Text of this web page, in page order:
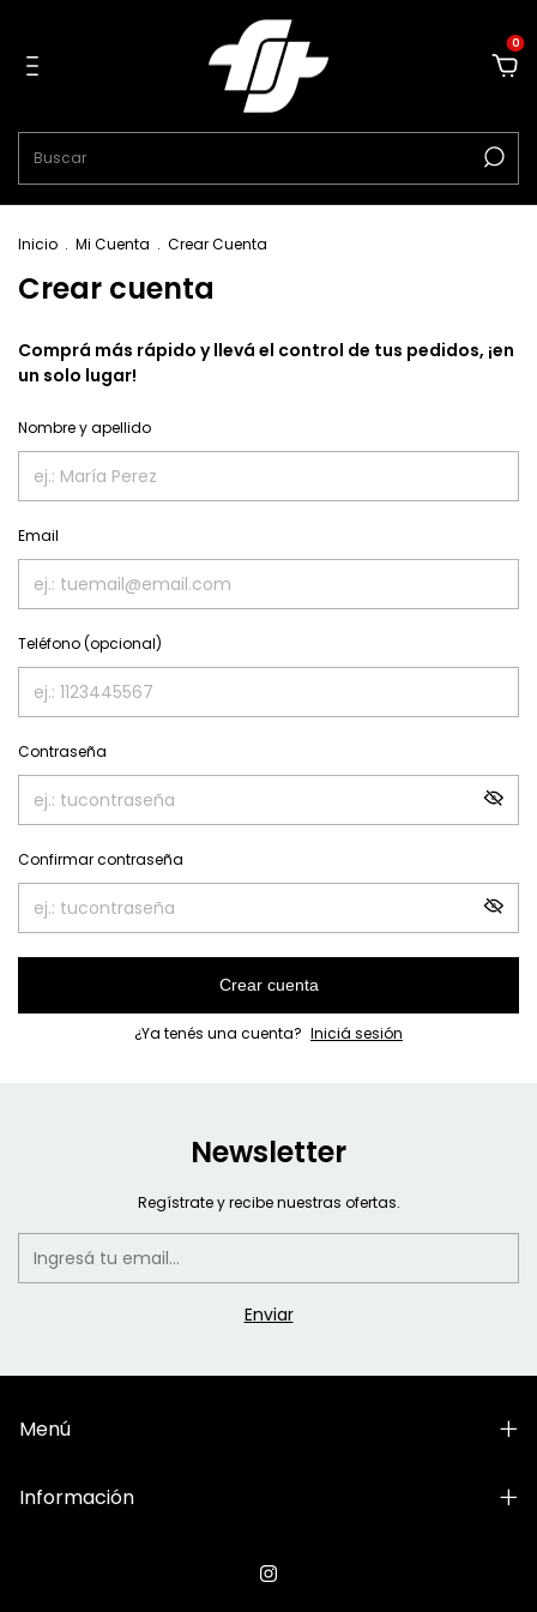
0
Inicio . Mi Cuenta . Crear Cuenta
Crear cuenta
Comprá más rápido y llevá el control de tus pedidos, ¡en
un solo lugar!
Nombre y apellido
Email
Teléfono (opcional)
Contraseña
Confirmar contraseña
Crear cuenta
¿Ya tenés una cuenta? Iniciá sesión
Newsletter
Regístrate y recibe nuestras ofertas.
Menú
Información